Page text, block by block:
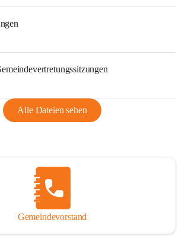
Alle Dateien sehen
Gemeindevorstand